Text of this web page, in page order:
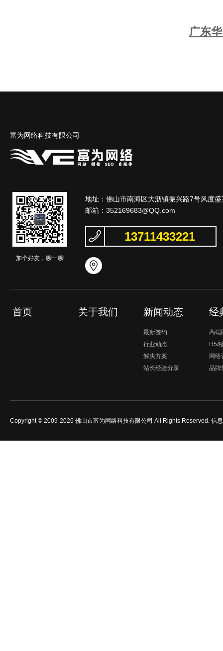
广东
富为网络科技有限公司
加个好友，聊一聊
地址：佛山市南海区大沥镇振兴路7号风度
邮箱： 352169683@QQ.com
13711433221
首页 关于我们 新闻动态
最新签约
行业动态
解决方案
站长经验分享
经
高端
H5/
网络
品牌
Copyright © 2009-2026 佛山市富为网络科技有限公司 All Rights Reserved. 信